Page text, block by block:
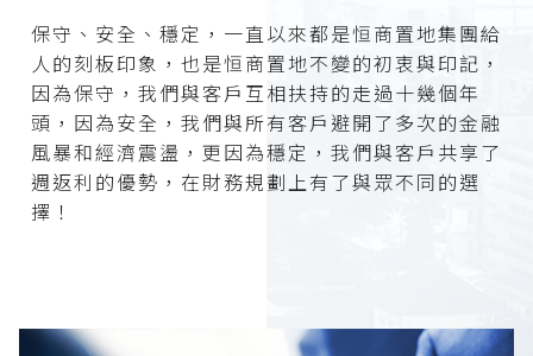
保守、安全、穩定，一直以來都是恒商置地集團給
人的刻板印象，也是恒商置地不變的初衷與印記，
因為保守，我們與客戶互相扶持的走過十幾個年
頭，因為安全，我們與所有客戶避開了多次的金融
風暴和經濟震盪，更因為穩定，我們與客戶共享了
週返利的優勢，在財務規劃上有了與眾不同的選
擇！